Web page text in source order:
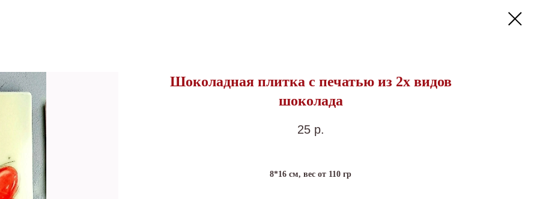
Шоколадная плитка с печатью из 2х видов
шоколада
25 р.
8*16 см, вес от 110 гр